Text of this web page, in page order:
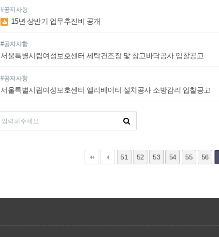
#공지사항
15년 상반기 업무추진비 공개
#공지사항
서울특별시립여성보호센터 세탁건조장 맟 창고바닥공사 입찰공고
#공지사항
서울특별시립여성보호센터 엘리베이터 설치공사 소방감리 입찰공고
51 52 53 54 55 56